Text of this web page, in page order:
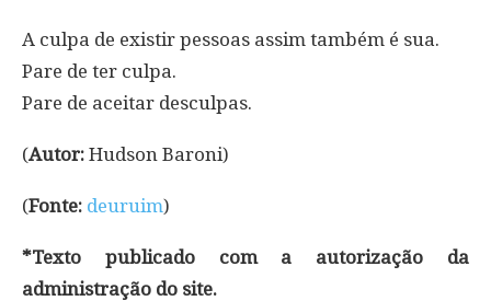
A culpa de existir pessoas assim também é sua.
Pare de ter culpa.
Pare de aceitar desculpas.
(Autor: Hudson Baroni)
(Fonte: deuruim)
*Texto publicado com a autorização da
administração do site.